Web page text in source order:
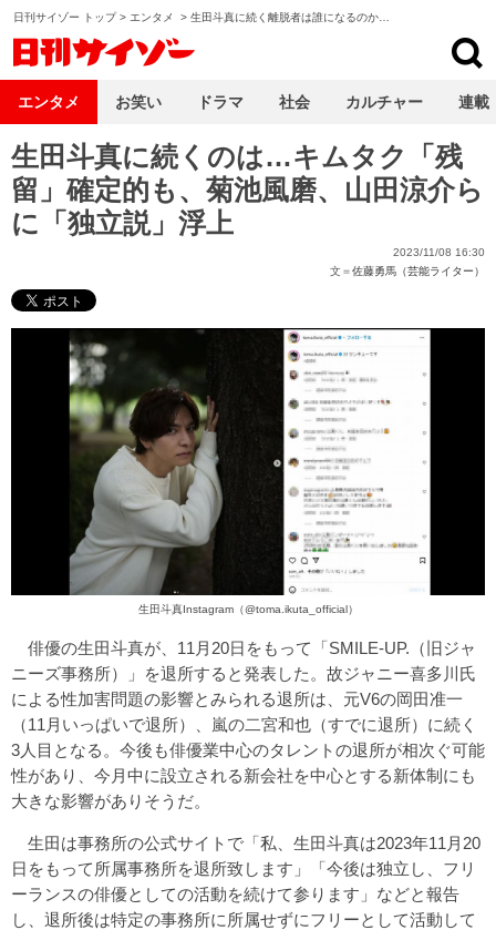
日刊サイゾー トップ> エンタメ > 生田斗真に続く離脱者は誰になるのか…
生田斗真に続くのは…キムタク「残
留」確定的も、菊池風磨、山田涼介ら
に「独立説」浮上
2023/11/08 16:30
文＝佐藤勇馬（芸能ライター）
生田斗真Instagram（@toma.ikuta_official）
俳優の生田斗真が、11月20日をもって「SMILE-UP.（旧ジャ
ニーズ事務所）」を退所すると発表した。故ジャニー喜多川氏
による性加害問題の影響とみられる退所は、元V6の岡田准一
（11月いっぱいで退所）、嵐の二宮和也（すでに退所）に続く
3人目となる。今後も俳優業中心のタレントの退所が相次ぐ可能
性があり、今月中に設立される新会社を中心とする新体制にも
大きな影響がありそうだ。
生田は事務所の公式サイトで「私、生田斗真は2023年11月20
日をもって所属事務所を退所致します」「今後は独立し、フリ
ーランスの俳優としての活動を続けて参ります」などと報告
し、退所後は特定の事務所に所属せずにフリーとして活動して
エンタメ お笑い ドラマ 社会 カルチャー 連載